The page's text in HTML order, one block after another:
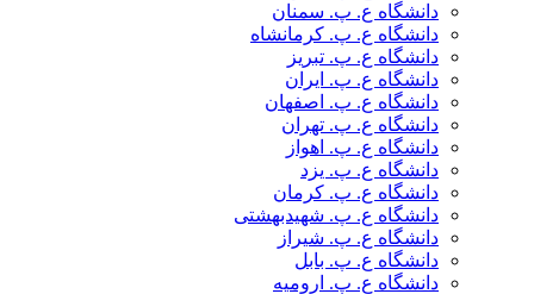
دانشگاه ع. پ. سمنان
دانشگاه ع. پ. کرمانشاه
دانشگاه ع. پ. تبریز
دانشگاه ع. پ. ایران
دانشگاه ع. پ. اصفهان
دانشگاه ع. پ. تهران
دانشگاه ع. پ. اهواز
دانشگاه ع. پ. یزد
دانشگاه ع. پ. کرمان
دانشگاه ع. پ. شهید‌بهشتی
دانشگاه ع. پ. شیراز
دانشگاه ع. پ. بابل
دانشگاه ع. پ. ارومیه